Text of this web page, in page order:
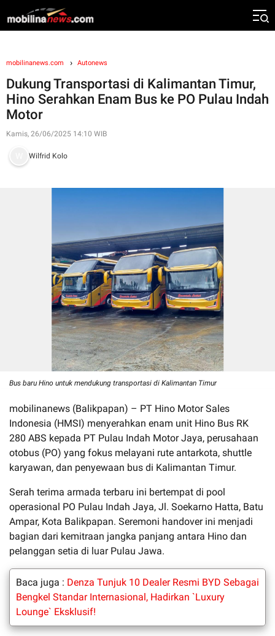
mobilinanews.com Autonews
Dukung Transportasi di Kalimantan Timur,
Hino Serahkan Enam Bus ke PO Pulau Indah
Motor
Kamis, 26/06/2025 14:10 WIB
Wilfrid Kolo
Bus baru Hino untuk mendukung transportasi di Kalimantan Timur
mobilinanews (Balikpapan) – PT Hino Motor Sales
Indonesia (HMSI) menyerahkan enam unit Hino Bus RK
280 ABS kepada PT Pulau Indah Motor Jaya, perusahaan
otobus (PO) yang fokus melayani rute antarkota, shuttle
karyawan, dan penyewaan bus di Kalimantan Timur.
Serah terima armada terbaru ini bertempat di pool
operasional PO Pulau Indah Jaya, Jl. Soekarno Hatta, Batu
Ampar, Kota Balikpapan. Seremoni handover ini menjadi
bagian dari kemitraan jangka panjang antara Hino dan
pelanggan setia di luar Pulau Jawa.
Baca juga : Denza Tunjuk 10 Dealer Resmi BYD Sebagai
Bengkel Standar Internasional, Hadirkan `Luxury
Lounge` Eksklusif!